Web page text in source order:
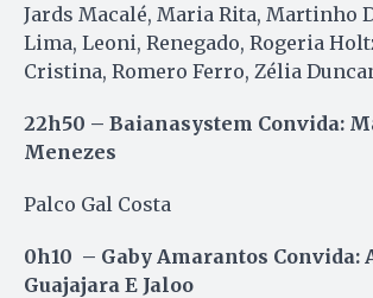
Jards Macalé, Maria Rita, Martinho
Lima, Leoni, Renegado, Rogeria
Cristina, Romero Ferro, Zélia
22h50 – Baianasystem Convida:
Menezes
Palco Gal Costa
0h10 – Gaby Amarantos Convida:
Guajajara E Jaloo